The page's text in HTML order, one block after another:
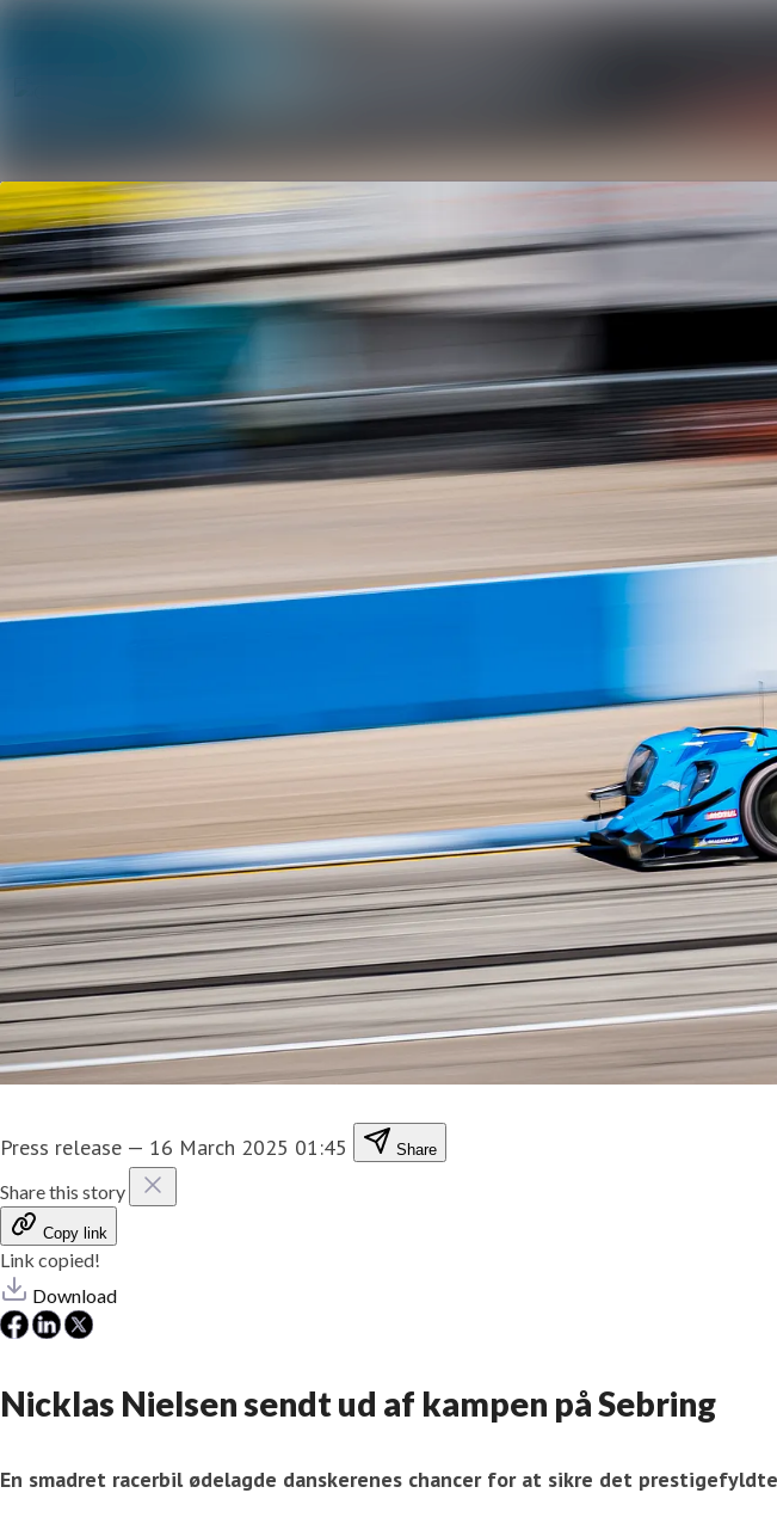
Press release — 16 March 2025 01:45 Share
Share this story
Copy link
Link copied!
Download
Nicklas Nielsen sendt ud af kampen på Sebring
En smadret racerbil ødelagde danskerenes chancer for at sikre det